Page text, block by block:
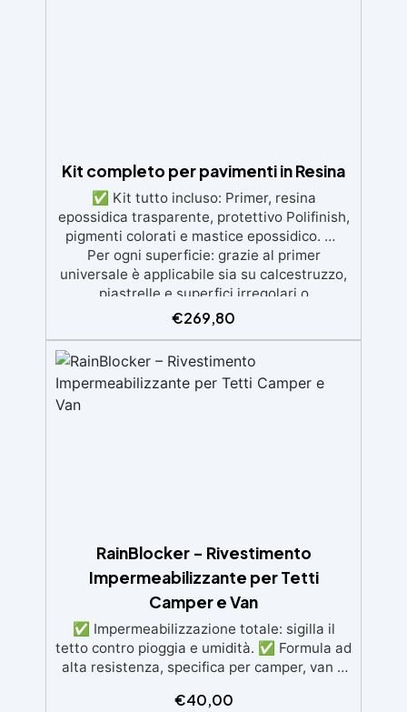
Kit completo per pavimenti in Resina
✅ Kit tutto incluso: Primer, resina
epossidica trasparente, protettivo Polifinish,
pigmenti colorati e mastice epossidico. ✅
Per ogni superficie: grazie al primer
universale è applicabile sia su calcestruzzo,
piastrelle e superfici irregolari o
danneggiate. ✅ Facile da applicare: Video
Guida completa inclusa, 3 semplici passaggi,
finitura protettiva antigraffio. ✅ Risultati
professionali: Sistema autolivellante,
resistente ai raggi UV, duraturo e con finitura
€269,80
RainBlocker – Rivestimento
Impermeabilizzante per Tetti
Camper e Van
✅ Impermeabilizzazione totale: sigilla il
tetto contro pioggia e umidità. ✅ Formula ad
alta resistenza, specifica per camper, van e
vetroresina, alluminio e lamiera. ✅ Resiste
€40,00